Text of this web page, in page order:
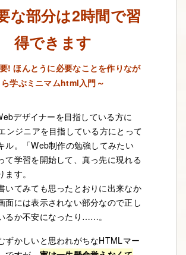
な部分は2時間で習
得できます
! ほんとうに必要なことを作りなが
ら学ぶミニマムhtml入門～
デザイナーを目指している方に
ンジニアを目指している方にとって
ル。「Web制作の勉強してみたい
て学習を開始して、真っ先に現れる
す。
いてみても思ったとおりに出来なか
面には表示されない部分なので正し
るか不安になったり……。
ずかしいと思われがちなHTMLマー